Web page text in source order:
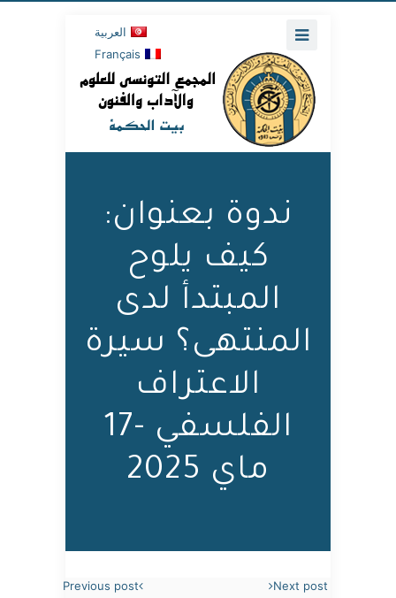
العربية
Français
ندوة بعنوان:
كيف يلوح
المبتدأ لدى
المنتهى؟ سيرة
الاعتراف
الفلسفي -17
ماي 2025
Previous post Next post